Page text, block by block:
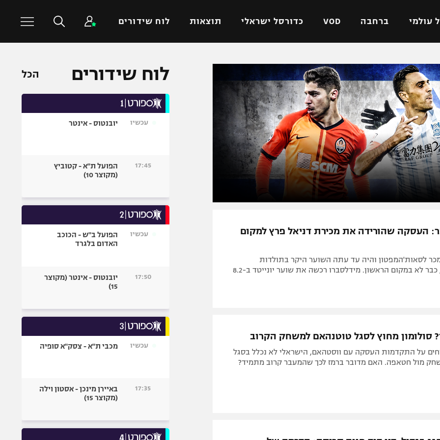
עולמי ברחבה VOD כדורסל ישראלי תוצאות לוח שידורים
ישראלי
ישראל
אביב
באר שבע
כדורגל עולמי
ליגת האלופות
ליגה אירופית
ליגה אנגלית
ליגה גרמנית
ליגה ספרדית
ליגה איטלקית
ליגה צרפתית
ליגה סינית
ליגות נוספות
כדורסל ישראלי
ליגת ווינר סל
ליגה לאומית
כדורסל נשים
מכבי תל אביב
הפועל חולון
הפועל ירושלים
דני אבדיה
כדורסל עולמי ענפים נוספים
כדורעף
אגרוף
UFC
היאבקות WWE
ספורט מוטורי
פוטבול אמריקאי NFL
בייסבול MLB
אומנויות לחימה
גיימינג E-Sports
העסקה שהורידה את מכירת דניאל פרץ למקום
לסאות'המפטון והיה עד עתה השוער היקר בתולדות
הצ'מפיונשיפ, כבר לא במקום הראשון. מידלסברו רכשה את שוער יונייטד ב-8.2
סולומון מחוץ לסגל טוטנהאם למשחק הקרוב
על התקדמות העסקה עם ווסטהאם, הישראלי לא נכלל בסגל
מול חטאפה. האם מדובר ברמז לכך שהמעבר קרוב מתמיד?
לוח שידורים הכל
עכשיו יובנטוס - אינטר
17:45
הפועל ת"א - קטוביץ
(מקוצר 10)
עכשיו
הפועל ב"ש - הכוכב
האדום בלגרד
17:50
יובנטוס - אינטר (מקוצר
15)
עכשיו מכבי ת"א - צסק"א סופיה
17:35
באיירן מינכן - אסטון וילה
(מקוצר 15)